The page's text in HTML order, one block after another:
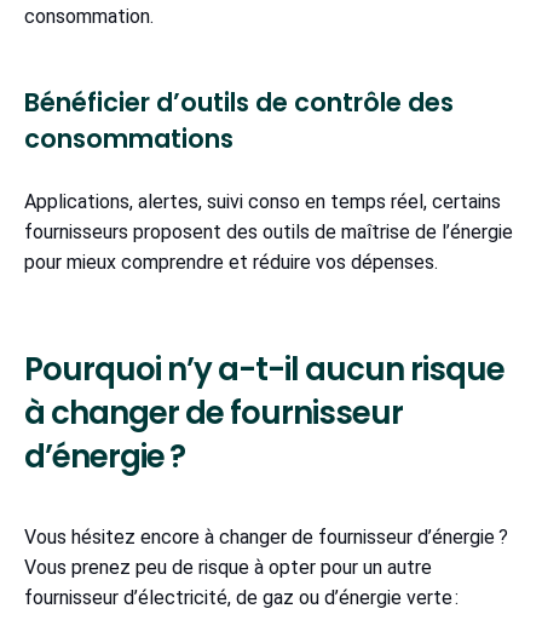
consommation.
Bénéficier d’outils de contrôle des
consommations
Applications, alertes, suivi conso en temps réel, certains
fournisseurs proposent des outils de maîtrise de l’énergie
pour mieux comprendre et réduire vos dépenses.
Pourquoi n’y a-t-il aucun risque
à changer de fournisseur
d’énergie ?
Vous hésitez encore à changer de fournisseur d’énergie ?
Vous prenez peu de risque à opter pour un autre
fournisseur d’électricité, de gaz ou d’énergie verte :